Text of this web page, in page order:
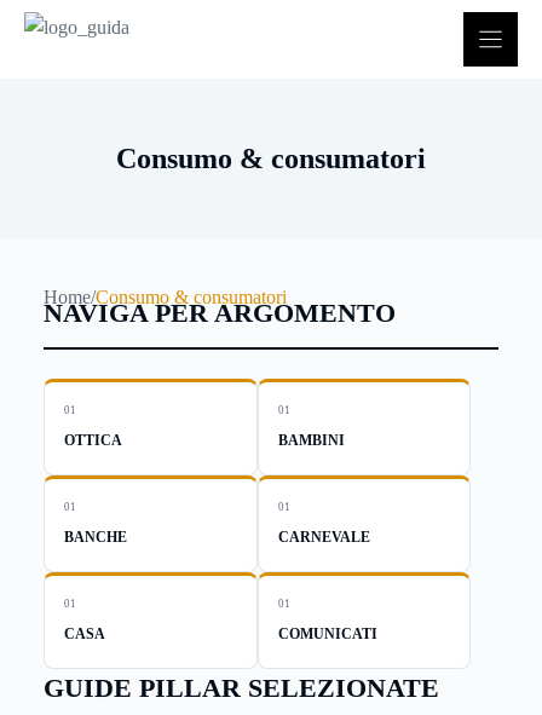
Consumo & consumatori
Home/Consumo & consumatori
NAVIGA PER ARGOMENTO
01
OTTICA
01
BAMBINI
01
BANCHE
01
CARNEVALE
01
CASA
01
COMUNICATI
GUIDE PILLAR SELEZIONATE